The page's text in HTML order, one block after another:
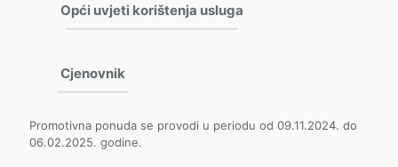
Opći uvjeti korištenja usluga
Cjenovnik
Promotivna ponuda se provodi u periodu od 09.11.2024. do
06.02.2025. godine.